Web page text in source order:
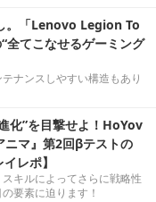
。「Lenovo Legion To
てこなせるゲーミング
ナンスしやすい構造もあり
化”を目撃せよ！HoYov
マ』第2回βテストの
レポ】
キルによってさらに戦略性
要素に迫ります！